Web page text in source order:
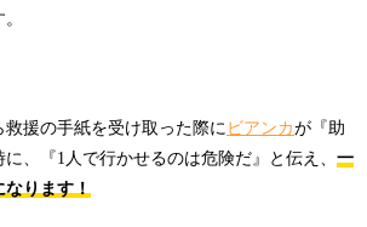
援の手紙を受け取った際に ビアンカが『助
、『1人で行かせるのは危険だ』と伝え、 一
なります！